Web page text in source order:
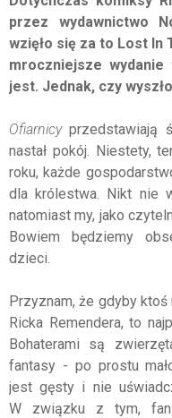
przez wydawnictwo
wzięło się za to Lost In
mroczniejsze
jest. Jednak, czy
Ofiarnicyprzedstawiają
nastał pokój. Niestety,
roku, każde
dla królestwa. Nikt nie
natomiast my, jako
Bowiem będziemy
dzieci.
Przyznam, że gdyby
Ricka Remendera, to
Bohaterami są
fantasy - po prostu
jest gęsty i nie
W związku z tym,